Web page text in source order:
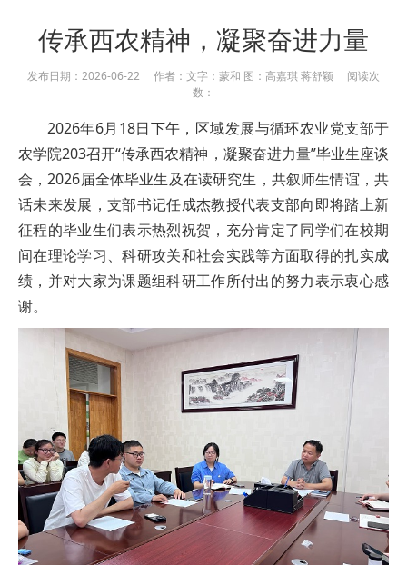
传承西农精神，凝聚奋进力量
发布日期：2026-06-22 作者：文字：蒙和 图：高嘉琪 蒋舒颖 阅读次
数：
2026年6月18日下午，区域发展与循环农业党支部于
农学院203召开“传承西农精神，凝聚奋进力量”毕业生座谈
会，2026届全体毕业生及在读研究生，共叙师生情谊，共
话未来发展，支部书记任成杰教授代表支部向即将踏上新
征程的毕业生们表示热烈祝贺，充分肯定了同学们在校期
间在理论学习、科研攻关和社会实践等方面取得的扎实成
绩，并对大家为课题组科研工作所付出的努力表示衷心感
谢。